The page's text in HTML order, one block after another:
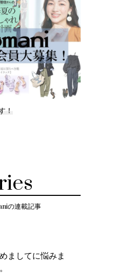
！
の連載記事
ましてに悩みま